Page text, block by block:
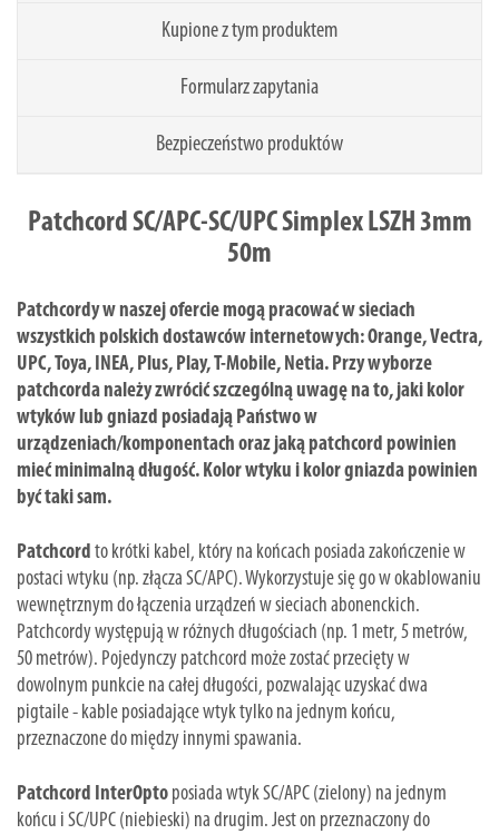
Kupione z tym produktem
Formularz zapytania
Bezpieczeństwo produktów
Patchcord SC/APC-SC/UPC Simplex LSZH 3mm
50m
Patchcordy w naszej ofercie mogą pracować w sieciach
wszystkich polskich dostawców internetowych: Orange, Vectra,
UPC, Toya, INEA, Plus, Play, T-Mobile, Netia. Przy wyborze
patchcorda należy zwrócić szczególną uwagę na to, jaki kolor
wtyków lub gniazd posiadają Państwo w
urządzeniach/komponentach oraz jaką patchcord powinien
mieć minimalną długość. Kolor wtyku i kolor gniazda powinien
być taki sam.
Patchcord to krótki kabel, który na końcach posiada zakończenie w
postaci wtyku (np. złącza SC/APC). Wykorzystuje się go w okablowaniu
wewnętrznym do łączenia urządzeń w sieciach abonenckich.
Patchcordy występują w różnych długościach (np. 1 metr, 5 metrów,
50 metrów). Pojedynczy patchcord może zostać przecięty w
dowolnym punkcie na całej długości, pozwalając uzyskać dwa
pigtaile - kable posiadające wtyk tylko na jednym końcu,
przeznaczone do między innymi spawania.
Patchcord InterOpto posiada wtyk SC/APC (zielony) na jednym
końcu i SC/UPC (niebieski) na drugim. Jest on przeznaczony do